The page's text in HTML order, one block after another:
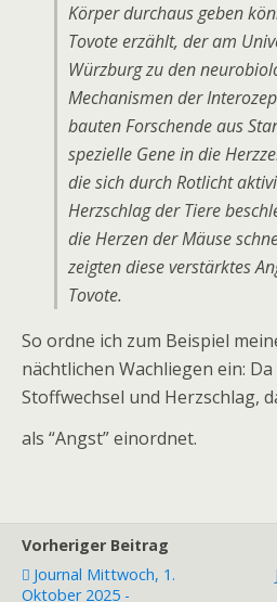
Körper durchaus geben
Tovote erzählt, der am
Würzburg zu den
Mechanismen der
bauten Forschende aus
spezielle Gene in die
die sich durch Rotlicht
Herzschlag der Tiere
die Herzen der Mäuse
zeigten diese verstärktes
Tovote.
So ordne ich zum Beispiel
nächtlichen Wachliegen ein:
Stoffwechsel und Herzschlag,
als “Angst” einordnet.
Vorheriger Beitrag
Journal Mittwoch, 1.
Oktober 2025 -